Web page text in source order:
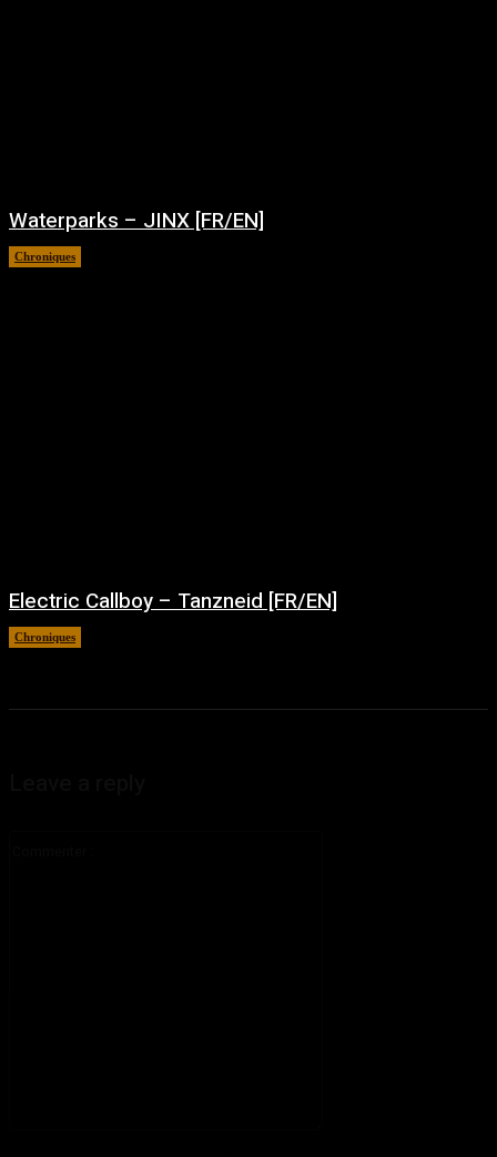
Waterparks – JINX [FR/EN]
Chroniques
Electric Callboy – Tanzneid [FR/EN]
Chroniques